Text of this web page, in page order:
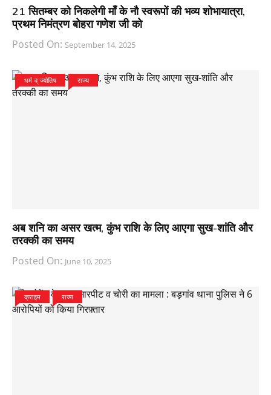
21 सितम्बर को निकलेगी माँ के नौ स्वरूपों की भव्य शोभायात्रा,
प्रथम निमंत्रण बोहरा गणेश जी को
Posted On: September 14, 2025
धर्म व् ज्योतिष राज्य
अब शनि का असर खत्म, कुंभ राशि के लिए आएगा सुख-शांति और
तरक्की का समय
Posted On: June 10, 2025
क्राइम राज्य